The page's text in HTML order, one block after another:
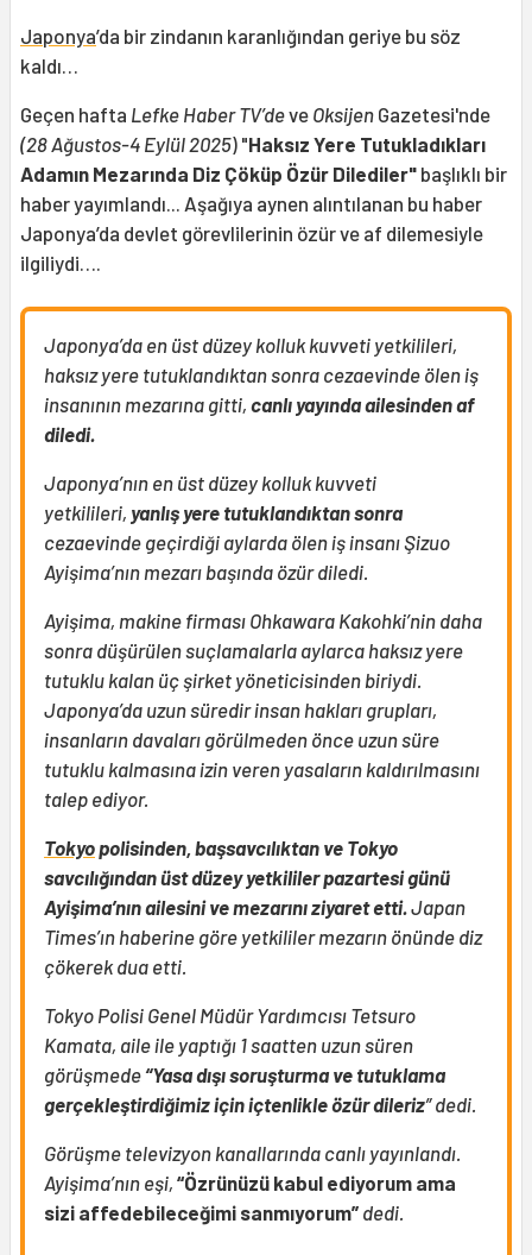
Japonya’da bir zindanın karanlığından geriye bu söz
kaldı…
Geçen hafta Lefke Haber TV’deve Oksijen Gazetesi'nde
(28 Ağustos-4 Eylül 2025) "Haksız Yere Tutukladıkları
Adamın Mezarında Diz Çöküp Özür Dilediler" başlıklı bir
haber yayımlandı...
Aşağıya aynen alıntılanan bu haber
Japonya’da devlet görevlilerinin özür ve af dilemesiyle
ilgiliydi….
Japonya’da en üst düzey kolluk kuvveti yetkilileri,
haksız yere tutuklandıktan sonra cezaevinde ölen iş
insanının mezarına gitti, canlı yayında ailesinden af
diledi.
Japonya’nın en üst düzey kolluk kuvveti
yetkilileri, yanlış yere tutuklandıktan sonra
cezaevinde geçirdiği aylarda ölen iş insanı Şizuo
Ayişima’nın mezarı başında özür diledi.
Ayişima, makine firması Ohkawara Kakohki’nin daha
sonra düşürülen suçlamalarla aylarca haksız yere
tutuklu kalan üç şirket yöneticisinden biriydi.
Japonya’da uzun süredir insan hakları grupları,
insanların davaları görülmeden önce uzun süre
tutuklu kalmasına izin veren yasaların kaldırılmasını
talep ediyor.
Tokyopolisinden, başsavcılıktan ve Tokyo
savcılığından üst düzey yetkililer pazartesi günü
Ayişima’nın ailesini ve mezarını ziyaret etti. Japan
Times’ın haberine göre yetkililer mezarın önünde diz
çökerek dua etti.
Tokyo Polisi Genel Müdür Yardımcısı Tetsuro
Kamata, aile ile yaptığı 1 saatten uzun süren
görüşmede “Yasa dışı soruşturma ve tutuklama
gerçekleştirdiğimiz için içtenlikle özür dileriz” dedi.
Görüşme televizyon kanallarında canlı yayınlandı.
Ayişima’nın eşi, “Özrünüzü kabul ediyorum ama
sizi affedebileceğimi sanmıyorum” dedi.